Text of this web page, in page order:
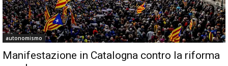
autonomismo
Manifestazione in Catalogna contro la riforma